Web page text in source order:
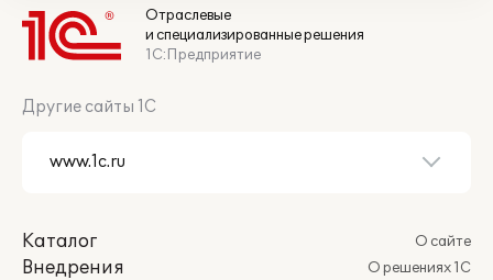
Отраслевые
и специализированные решения
1С:Предприятие
Другие сайты 1С
Каталог
Внедрения
О сайте
О решениях 1С